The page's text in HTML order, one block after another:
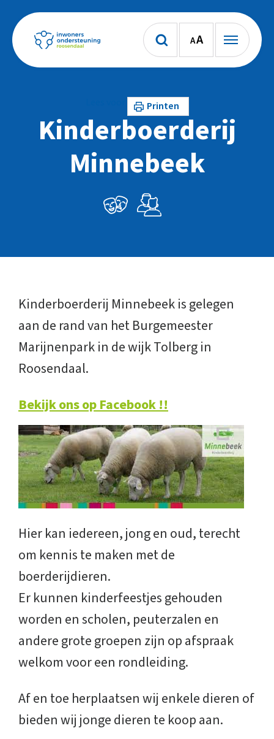
AA
Printen
Kinderboerderij
Minnebeek
Kinderboerderij Minnebeek is gelegen
aan de rand van het Burgemeester
Marijnenpark in de wijk Tolberg in
Roosendaal.
Bekijk ons op Facebook !!
Hier kan iedereen, jong en oud, terecht
om kennis te maken met de
boerderijdieren.
Er kunnen kinderfeestjes gehouden
worden en scholen, peuterzalen en
andere grote groepen zijn op afspraak
welkom voor een rondleiding.
Af en toe herplaatsen wij enkele dieren of
bieden wij jonge dieren te koop aan.